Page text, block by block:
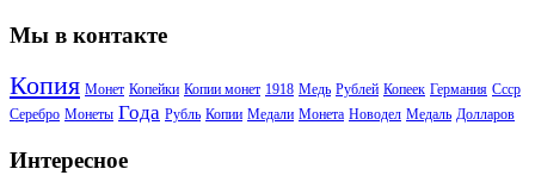
Мы в контакте
Копия Монет Копейки Копии монет 1918 Медь Рублей Копеек Германия Ссср
Серебро Монеты Года Рубль Копии Медали Монета Новодел Медаль Долларов
Интересное